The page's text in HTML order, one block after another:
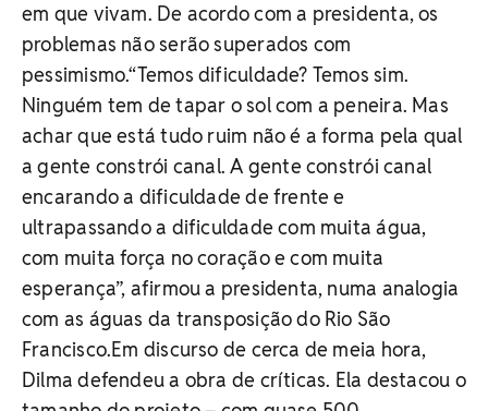
em que vivam. De acordo com a presidenta, os
problemas não serão superados com
pessimismo.“Temos dificuldade? Temos sim.
Ninguém tem de tapar o sol com a peneira. Mas
achar que está tudo ruim não é a forma pela qual
a gente constrói canal. A gente constrói canal
encarando a dificuldade de frente e
ultrapassando a dificuldade com muita água,
com muita força no coração e com muita
esperança”, afirmou a presidenta, numa analogia
com as águas da transposição do Rio São
Francisco.Em discurso de cerca de meia hora,
Dilma defendeu a obra de críticas. Ela destacou o